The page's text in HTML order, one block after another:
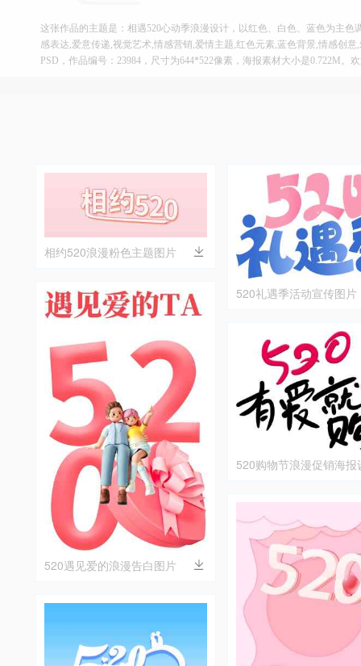
这张作品的主题是：相遇520心动季浪漫设计，以红色、白色、蓝色为主
感表达,爱意传递,视觉艺术,情感营销,爱情主题,红色元素,蓝色背景,情感创
PSD，作品编号：23984，尺寸为644*522像素，海报素材大小是0.722M。
相约520浪漫粉色主题图片
520遇见爱的浪漫告白图片
520礼遇季活动宣传图片
520购物节浪漫促销海报